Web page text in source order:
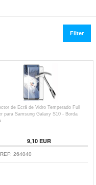
Filter
de Ecrã de Vidro Temperado Full
para Samsung Galaxy S10 - Borda
9,10EUR
REF: 264040